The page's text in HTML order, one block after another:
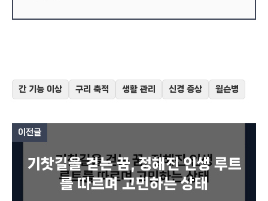
간 기능 이상 구리 축적 생활 관리 신경 증상 윌슨병
이전글
기찻길을 걷는 꿈, 정해진 인생 루트
를 따르며 고민하는 상태